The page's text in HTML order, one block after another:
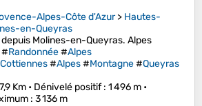
Alpes-Côte d'Azur> Hautes-
en-Queyras
Molines-en-Queyras. Alpes
#Randonnée#Alpes
#Alpes#Montagne#Queyras
Km • Dénivelé positif: 1 496 m •
: 3 136 m